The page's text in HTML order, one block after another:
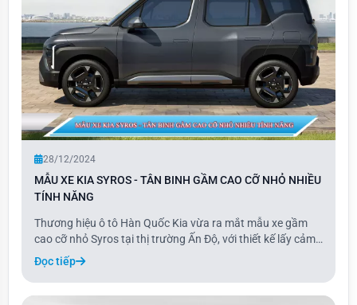
28/12/2024
MẪU XE KIA SYROS - TÂN BINH GẦM CAO CỠ NHỎ NHIỀU
TÍNH NĂNG
Thương hiệu ô tô Hàn Quốc Kia vừa ra mắt mẫu xe gầm
cao cỡ nhỏ Syros tại thị trường Ấn Độ, với thiết kế lấy cảm
hứng từ EV9 và trang bị hàng loạt tính năng, công nghệ an
toàn tiên tiến. Được định vị giữa Sonet và Seltos, Kia Syros
mang đến tùy chọn động c
Đọc tiếp